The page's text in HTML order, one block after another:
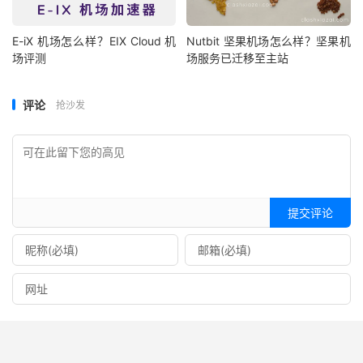
E-iX 机场怎么样？EIX Cloud 机
场评测
Nutbit 坚果机场怎么样？坚果机
场服务已迁移至主站
评论 抢沙发
提交评论